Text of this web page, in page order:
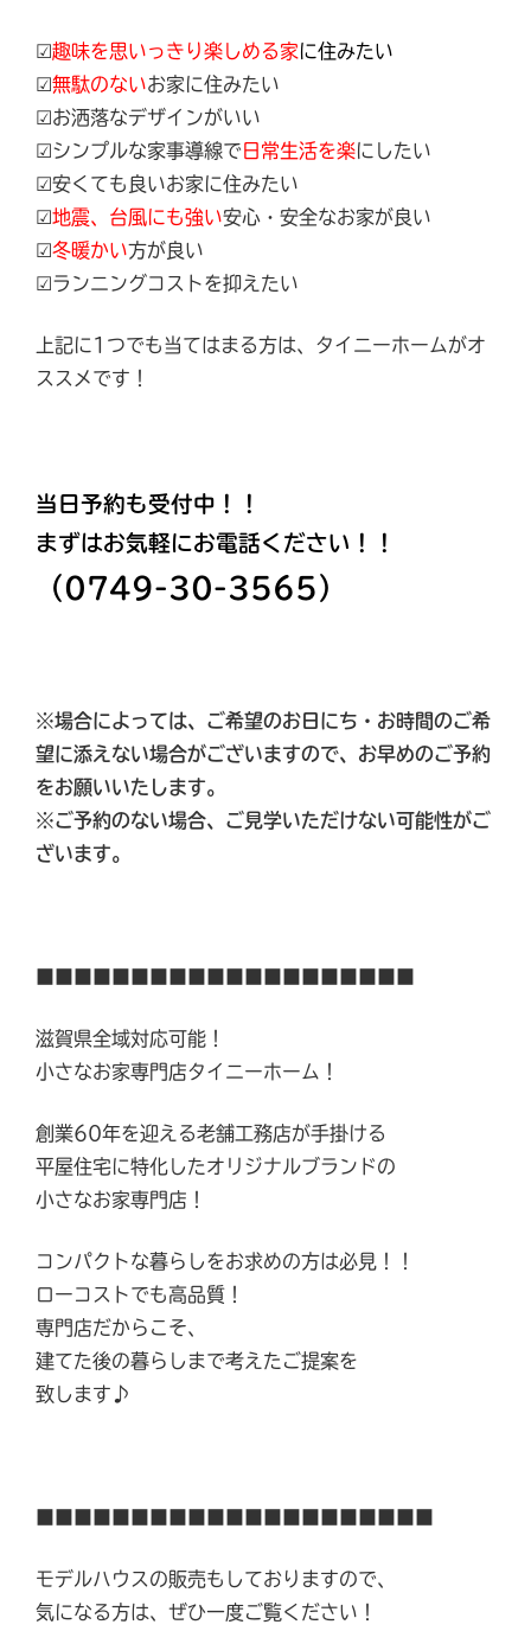
☑趣味を思いっきり楽しめる家に住みたい
☑無駄のないお家に住みたい
☑お洒落なデザインがいい
☑シンプルな家事導線で日常生活を楽にしたい
☑安くても良いお家に住みたい
☑地震、台風にも強い安心・安全なお家が良い
☑冬暖かい方が良い
☑ランニングコストを抑えたい
上記に1つでも当てはまる方は、タイニーホームがオ
ススメです！
当日予約も受付中！！
まずはお気軽にお電話ください！！
（0749-30-3565）
※場合によっては、ご希望のお日にち・お時間のご希
望に添えない場合がございますので、 お早めのご予約
をお願いいたします。
※ご予約のない場合、ご見学いただけない可能性がご
ざいます。
滋賀県全域対応可能！
小さなお家専門店タイニーホーム！
創業60年を迎える老舗工務店が手掛ける
平屋住宅に特化したオリジナルブランドの
小さなお家専門店！
コンパクトな暮らしをお求めの方は必見！！
ローコストでも高品質！
専門店だからこそ、
建てた後の暮らしまで考えたご提案を
致します♪
モデルハウスの販売もしておりますので、
気になる方は、ぜひ一度ご覧ください！